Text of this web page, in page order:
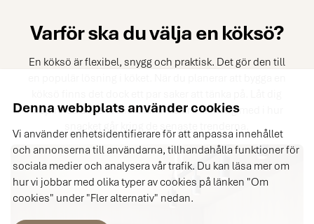
Denna webbplats använder cookies
Vi använder enhetsidentifierare för att anpassa innehållet
och annonserna till användarna, tillhandahålla funktioner för
sociala medier och analysera vår trafik. Du kan läsa mer om
hur vi jobbar med olika typer av cookies på länken "Om
cookies" under "Fler alternativ" nedan.
Varför ska du välja en köksö?
En köksö är flexibel, snygg och praktisk. Det gör den till
inspireras av köksöns alla fördelar och häng med i hur